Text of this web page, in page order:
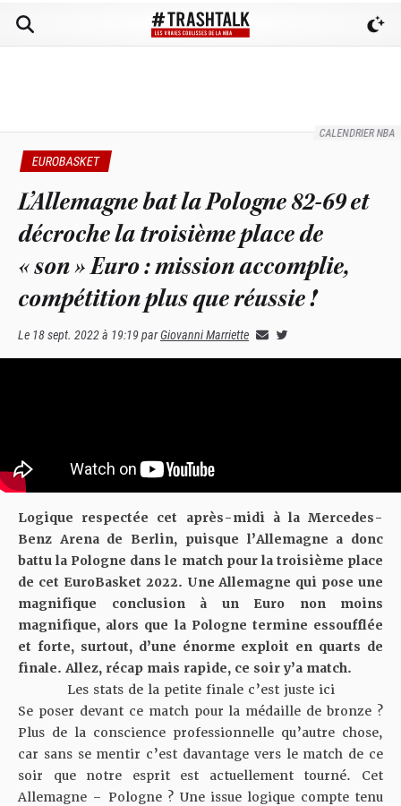
CALENDRIER NBA
EUROBASKET
L’Allemagne bat la Pologne 82-69 et
décroche la troisième place de
« son » Euro : mission accomplie,
compétition plus que réussie !
Le 18 sept. 2022 à 19:19parGiovanni Marriette
Logique respectée cet après-midi à la Mercedes-
Benz Arena de Berlin, puisque l’Allemagne a donc
battu la Pologne dans le match pour la troisième place
de cet EuroBasket 2022. Une Allemagne qui pose une
magnifique conclusion à un Euro non moins
magnifique, alors que la Pologne termine essoufflée
et forte, surtout, d’une énorme exploit en quarts de
finale. Allez, récap mais rapide, ce soir y’a match.
Les stats de la petite finale c’est juste ici
Se poser devant ce match pour la médaille de bronze ?
Plus de la conscience professionnelle qu’autre chose,
car sans se mentir c’est davantage vers le match de ce
soir que notre esprit est actuellement tourné. Cet
Allemagne – Pologne ? Une issue logique compte tenu